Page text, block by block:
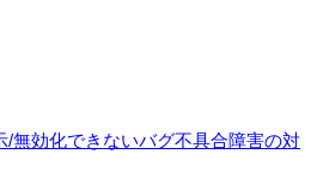
無効化できないバグ不具合障害の対